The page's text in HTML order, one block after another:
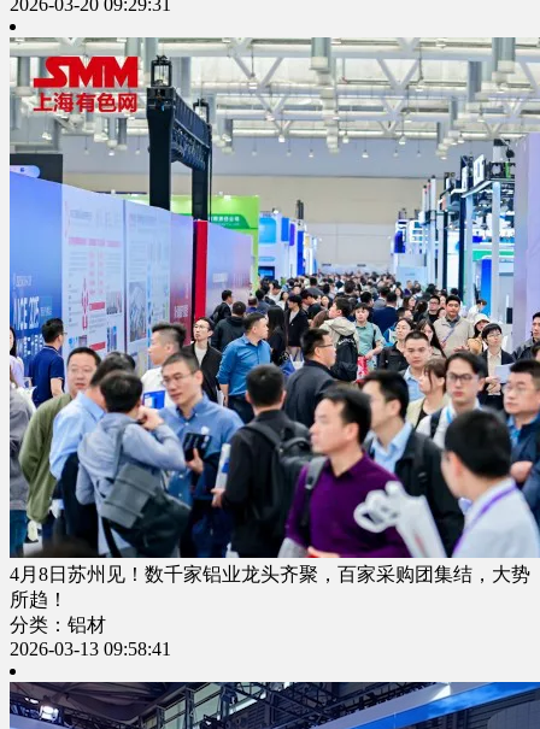
4月8日苏州见！数千家铝业龙头齐聚，百家采购团集结，大势
所趋！
分类：铝材
2026-03-13 09:58:41